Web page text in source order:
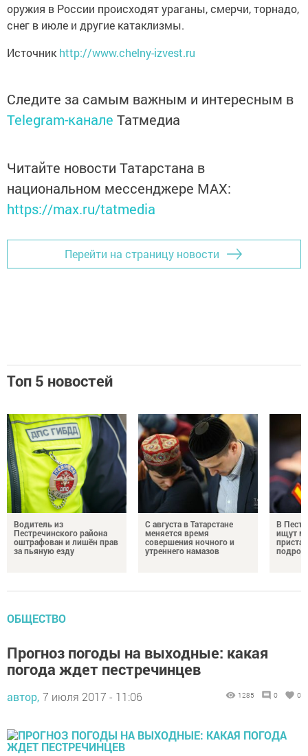
оружия в России происходят ураганы, смерчи, торнадо,
снег в июле и другие катаклизмы.
Источник http://www.chelny-izvest.ru
Следите за самым важным и интересным в
Telegram-канале Татмедиа
Читайте новости Татарстана в
национальном мессенджере MАХ:
https://max.ru/tatmedia
Перейти на страницу новости
Топ 5 новостей
Водитель из
Пестречинского района
оштрафован и лишён прав
за пьяную езду
С августа в Татарстане
меняется время
совершения ночного и
утреннего намазов
В
ищут
ОБЩЕСТВО
Прогноз погоды на выходные: какая
погода ждет пестречинцев
автор, 7 июля 2017 - 11:06 1285 0 0